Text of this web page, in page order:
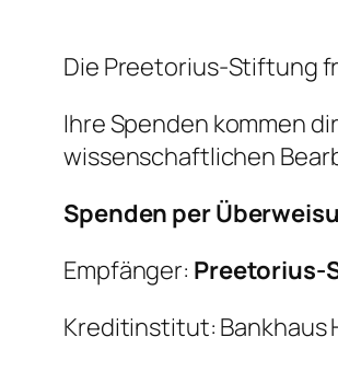
Die Preetorius-Stiftung
Ihre Spenden kommen
wissenschaftlichen
Spenden per
Empfänger: Preetorius-
Kreditinstitut: Bankhaus